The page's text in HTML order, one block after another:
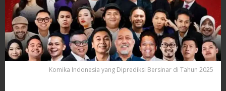
Komika Indonesia yang Diprediksi Bersinar di Tahun 2025